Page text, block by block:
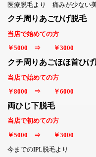
医療脱毛より 痛みが少ない
クチ周りあごひげ脱毛
当店で始めての方
￥5000 ⇒ ￥3000
クチ周りあごほほ首ひ
当店で始めての方
￥8000 ⇒ ￥6000
両ひじ下脱毛
当店で初めての方
￥5000 ⇒ ￥3000
今までのIPL脱毛より